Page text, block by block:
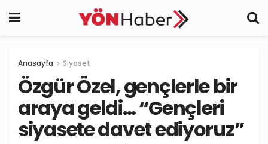
Anasayfa Siyaset
Özgür Özel, gençlerle bir
araya geldi… “Gençleri
siyasete davet ediyoruz”